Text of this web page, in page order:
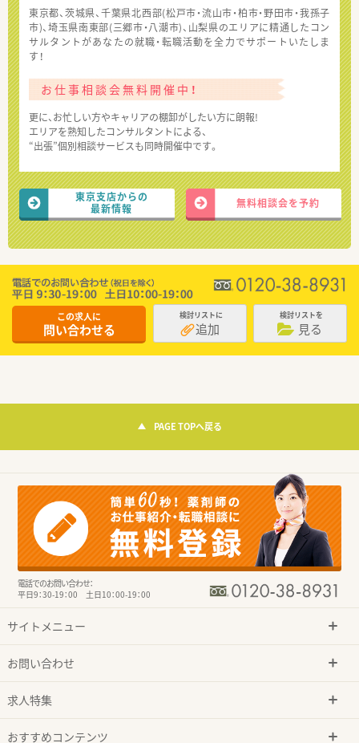
東京都、茨城県、千葉県北西部(松戸市・流山市・柏市・野田市・我孫子
市)、埼玉県南東部(三郷市・八潮市)、山梨県のエリアに精通したコン
サルタントがあなたの就職・転職活動を全力でサポートいたしま
す！
お仕事相談会無料開催中！
更に、お忙しい方やキャリアの棚卸がしたい方に朗報!
エリアを熟知したコンサルタントによる、
“出張”個別相談サービスも同時開催中です。
東京支店からの
最新情報
無料相談会を予約
この求人に
問い合わせる
検討リストに
追加
検討リストを
見る
PAGE TOPへ戻る
電話でのお問い合わせ：
平日9：30-19：00 土日10：00-19：00
サイトメニュー
お問い合わせ
求人特集
おすすめコンテンツ